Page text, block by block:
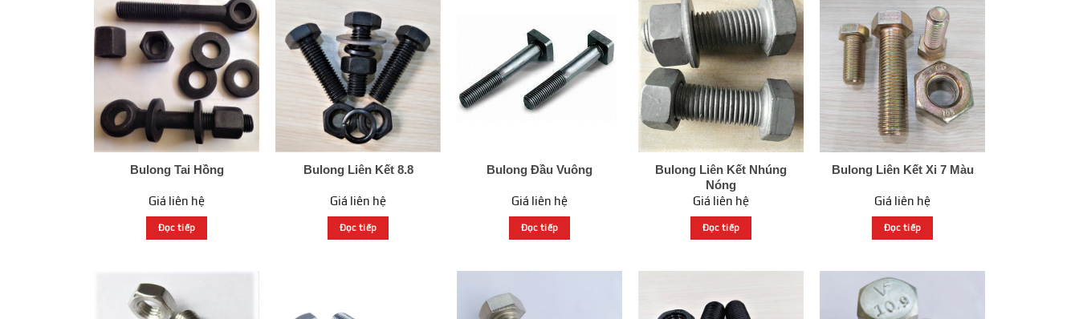
Bulong Tai Hồng
Giá liên hệ
Đọc tiếp
Bulong Liên Kết 8.8
Giá liên hệ
Đọc tiếp
Bulong Đầu Vuông
Giá liên hệ
Đọc tiếp
Bulong Liên Kết Nhúng
Nóng
Giá liên hệ
Đọc tiếp
Bulong Liên Kết Xi 7 Màu
Giá liên hệ
Đọc tiếp